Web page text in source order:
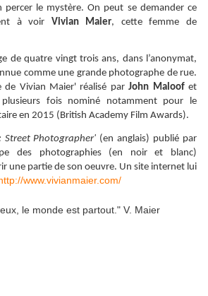
le mystère. On peut se demander ce
à voir Vivian Maier,
cette femme de
de quatre vingt trois ans, dans l’anonymat,
comme une grande photographe de rue.
de Vivian Maier' réalisé parJohn Maloofet
fois nominé notamment pour le
en 2015 (British Academy Film Awards).
Street Photographer' (en anglais) publié par
des photographies (en noir et blanc)
une partie de son oeuvre. Un site internet lui
www.vivianmaier.com/
le monde est partout." V. Maier